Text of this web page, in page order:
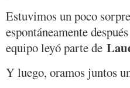
Estuvimos un poco
espontáneamente
equipo leyó parte de
Y luego, oramos juntos